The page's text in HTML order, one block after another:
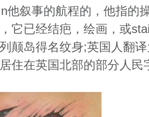
他叙事的航程的，他指的
它已经结疤，绘画，或
颠岛得名纹身;英国人翻译
住在英国北部的部分人民